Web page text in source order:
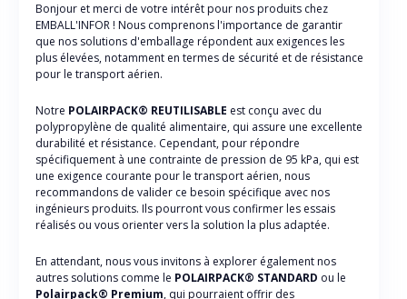
Bonjour et merci de votre intérêt pour nos produits chez
EMBALL'INFOR ! Nous comprenons l'importance de garantir
que nos solutions d'emballage répondent aux exigences les
plus élevées, notamment en termes de sécurité et de résistance
pour le transport aérien.
Notre POLAIRPACK® REUTILISABLE est conçu avec du
polypropylène de qualité alimentaire, qui assure une excellente
durabilité et résistance. Cependant, pour répondre
spécifiquement à une contrainte de pression de 95 kPa, qui est
une exigence courante pour le transport aérien, nous
recommandons de valider ce besoin spécifique avec nos
ingénieurs produits. Ils pourront vous confirmer les essais
réalisés ou vous orienter vers la solution la plus adaptée.
En attendant, nous vous invitons à explorer également nos
autres solutions comme le POLAIRPACK® STANDARD ou le
Polairpack® Premium, qui pourraient offrir des